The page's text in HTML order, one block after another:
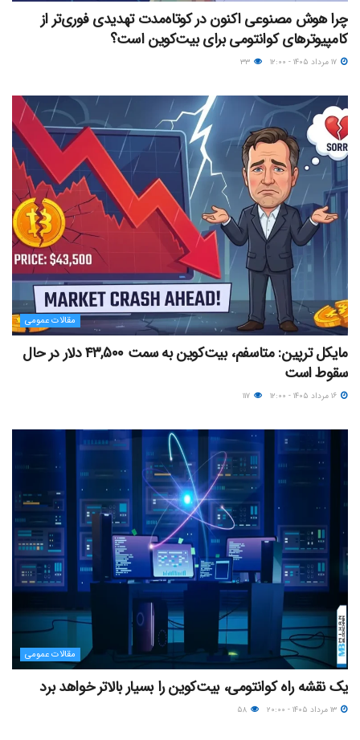
چرا هوش مصنوعی اکنون در کوتاه‌مدت تهدیدی فوری‌تر از
کامپیوترهای کوانتومی برای بیت‌کوین است؟
مقالات عمومی
مایکل ترپین: متاسفم، بیت‌کوین به سمت ۴۳,۵۰۰ دلار در حال
سقوط است
مقالات عمومی
یک نقشه راه کوانتومی، بیت‌کوین را بسیار بالاتر خواهد برد